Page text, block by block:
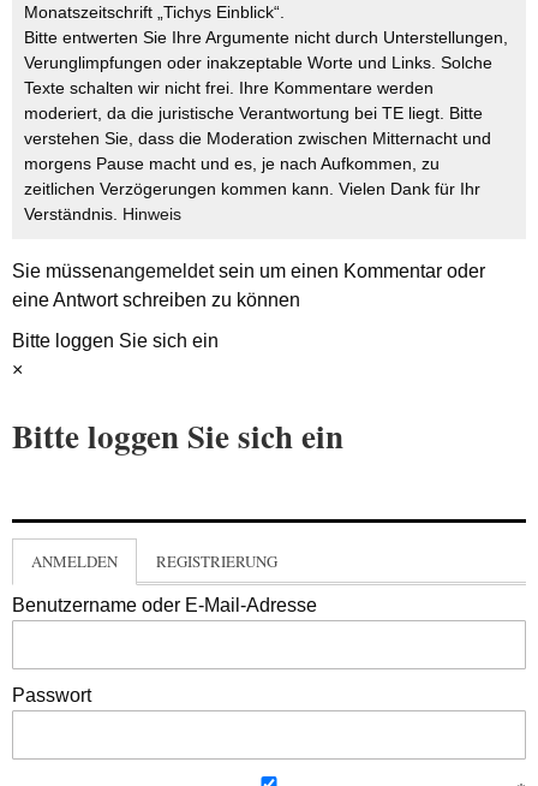
Monatszeitschrift „Tichys Einblick“.
Bitte entwerten Sie Ihre Argumente nicht durch Unterstellungen,
Verunglimpfungen oder inakzeptable Worte und Links. Solche
Texte schalten wir nicht frei. Ihre Kommentare werden
moderiert, da die juristische Verantwortung bei TE liegt. Bitte
verstehen Sie, dass die Moderation zwischen Mitternacht und
morgens Pause macht und es, je nach Aufkommen, zu
zeitlichen Verzögerungen kommen kann. Vielen Dank für Ihr
Verständnis. Hinweis
Sie müssenangemeldetsein um einen Kommentar oder
eine Antwort schreiben zu können
Bitte loggen Sie sich ein
×
Bitte loggen Sie sich ein
ANMELDEN REGISTRIERUNG
Benutzername oder E-Mail-Adresse
Passwort